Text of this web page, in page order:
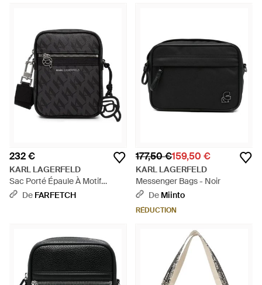
232 €
KARL LAGERFELD
Sac Porté Épaule À Motif
Monogrammé - Noir
De FARFETCH
177,50 €159,50 €
KARL LAGERFELD
Messenger Bags - Noir
De Miinto
RÉDUCTION